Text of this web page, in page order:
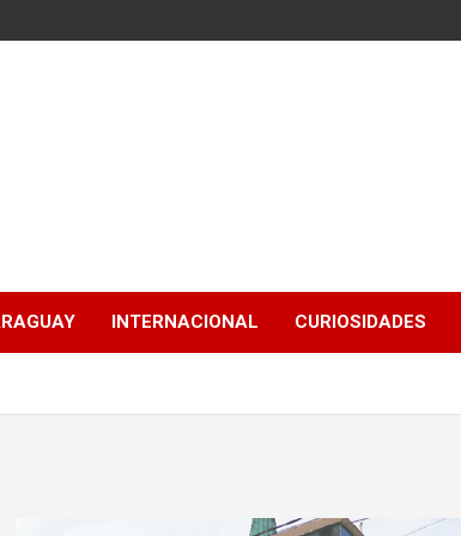
INTERNACIONAL CURIOSIDADES